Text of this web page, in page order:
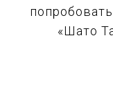
«Шато